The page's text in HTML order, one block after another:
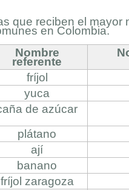
que reciben el mayor
en Colombia.
Nombre
referente
fríjol
yuca
de azúcar
plátano
ají
banano
fríjol zaragoza